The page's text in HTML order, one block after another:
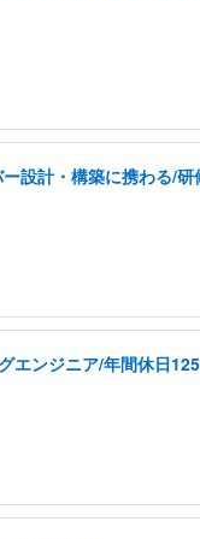
設計・構築に携わる/研
エンジニア/年間休日